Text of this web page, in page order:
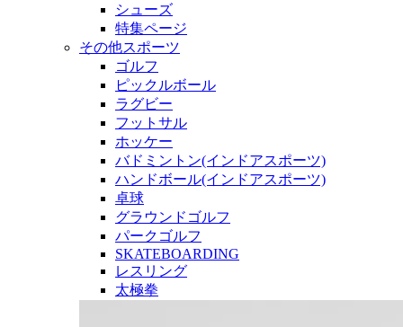
シューズ
特集ページ
その他スポーツ
ゴルフ
ピックルボール
ラグビー
フットサル
ホッケー
バドミントン(インドアスポーツ)
ハンドボール(インドアスポーツ)
卓球
グラウンドゴルフ
パークゴルフ
SKATEBOARDING
レスリング
太極拳